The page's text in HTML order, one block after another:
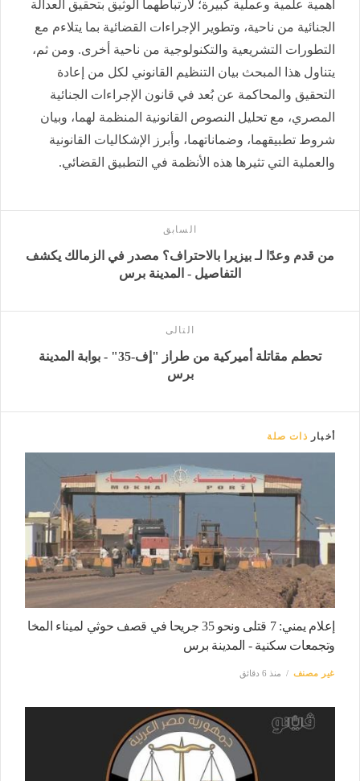
أهمية علمية وعملية كبيرة؛ لارتباطهما الوثيق بتحقيق العدالة
الجنائية من ناحية، وتطوير الإجراءات القضائية بما يتلاءم مع
التطورات التشريعية والتكنولوجية من ناحية أخرى. ومن ثم،
يتناول هذا المبحث بيان التنظيم القانوني لكل من إعادة
التحقيق والمحاكمة عن بُعد في قانون الإجراءات الجنائية
المصري، مع تحليل النصوص القانونية المنظمة لهما، وبيان
شروط تطبيقهما، وضماناتهما، وأبرز الإشكاليات القانونية
والعملية التي تثيرها هذه الأنظمة في التطبيق القضائي.
السابق
من قدم وعدًا لـ بيزيرا بالاحتراف؟ مصدر في الزمالك يكشف
التفاصيل - المدينة برس
التالى
تحطم مقاتلة أميركية من طراز "إف-35" - بوابة المدينة
برس
أخبار ذات صلة
إعلام يمني: 7 قتلى ونحو 35 جريحا في قصف حوثي لميناء المخا
وتجمعات سكنية - المدينة برس
غير مصنف منذ 6 دقائق